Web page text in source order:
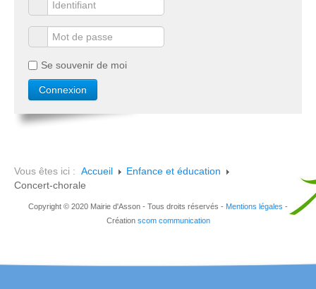
Se souvenir de moi
Vous êtes ici : Accueil
Enfance et éducation
Concert-chorale
Copyright © 2020 Mairie d'Asson - Tous droits réservés - Mentions légales -
Création scom communication